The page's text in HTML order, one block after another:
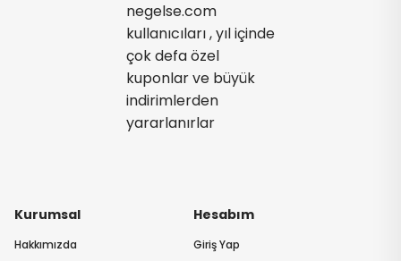
Kurumsal
Hakkımızda
Hesabım
Giriş Yap
negelse.com
kullanıcıları , yıl içinde
çok defa özel
kuponlar ve büyük
indirimlerden
yararlanırlar